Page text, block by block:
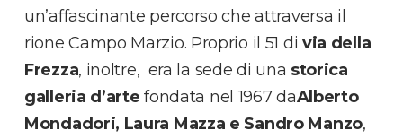
un’affascinante percorso che attraversa il
rione Campo Marzio. Proprio il 51 di via della
Frezza, inoltre, era la sede di una storica
galleria d’arte fondata nel 1967 daAlberto
Mondadori, Laura Mazza e Sandro Manzo,